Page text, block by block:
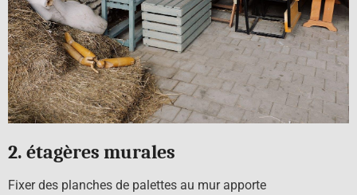
2. étagères murales
Fixer des planches de palettes au mur apporte